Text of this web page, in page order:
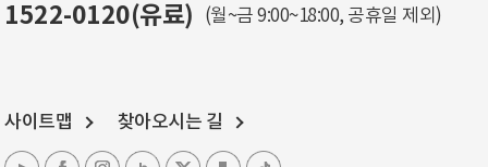
1522-0120(유료) (월~금 9:00~18:00, 공휴일 제외)
사이트맵 찾아오시는 길